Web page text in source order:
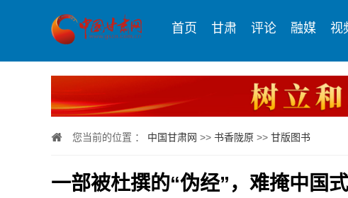
首页 甘肃 评论 融媒 视
您当前的位置 ： 中国甘肃网 >> 书香陇原 >> 甘版图书
一部被杜撰的“伪经”，难掩中国